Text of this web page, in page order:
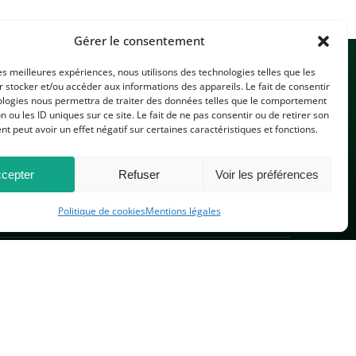
Gérer le consentement
meilleures expériences, nous utilisons des technologies telles que les
stocker et/ou accéder aux informations des appareils. Le fait de consentir
nous permettra de traiter des données telles que le comportement
ou les ID uniques sur ce site. Le fait de ne pas consentir ou de retirer son
peut avoir un effet négatif sur certaines caractéristiques et fonctions.
Refuser Voir les préférences
Politique de cookiesMentions légales